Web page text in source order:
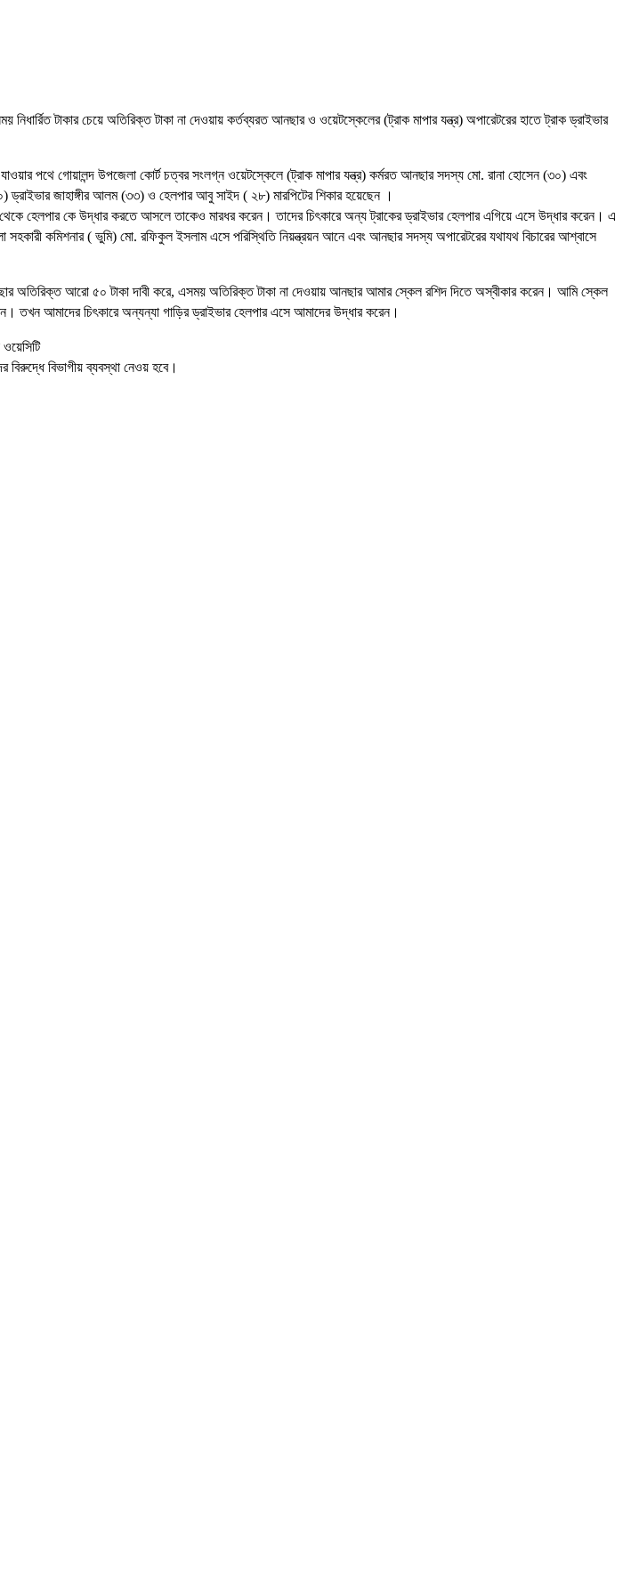
টাকার চেয়ে অতিরিক্ত টাকা না দেওয়ায় কর্তব্যরত আনছার ও ওয়েটস্কেলের (ট্রাক মাপার যন্ত্র) অপারেটরের হাতে ট্রাক ড্রাইভার
যাওয়ার পথে গোয়ালন্দ উপজেলা কোর্ট চত্বর সংলগ্ন ওয়েটস্কেলে (ট্রাক মাপার যন্ত্র) কর্মরত আনছার সদস্য মো. রানা হোসেন (৩০) এবং
ড্রাইভার জাহাঙ্গীর আলম (৩৩) ও হেলপার আবু সাইদ ( ২৮) মারপিটের শিকার হয়েছেন ।
হেলপার কে উদ্ধার করতে আসলে তাকেও মারধর করেন। তাদের চিৎকারে অন্য ট্রাকের ড্রাইভার হেলপার এগিয়ে এসে উদ্ধার করেন। এ
কমিশনার ( ভুমি) মো. রফিকুল ইসলাম এসে পরিস্থিতি নিয়ন্ত্রয়ন আনে এবং আনছার সদস্য অপারেটরের যথাযথ বিচারের আশ্বাসে
অতিরিক্ত আরো ৫০ টাকা দাবী করে, এসময় অতিরিক্ত টাকা না দেওয়ায় আনছার আমার স্কেল রশিদ দিতে অস্বীকার করেন। আমি স্কেল
তখন আমাদের চিৎকারে অন্যন্যা গাড়ির ড্রাইভার হেলপার এসে আমাদের উদ্ধার করেন।
বিভাগীয় ব্যবস্থা নেওয় হবে।